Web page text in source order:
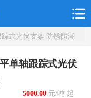
式光伏支架 防锈防潮
单轴跟踪式光伏
5000.00元/吨 起